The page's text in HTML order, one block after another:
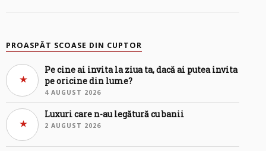
PROASPĂT SCOASE DIN CUPTOR
Pe cine ai invita la ziua ta, dacă ai putea invita
pe oricine din lume?
4 AUGUST 2026
Luxuri care n-au legătură cu banii
2 AUGUST 2026